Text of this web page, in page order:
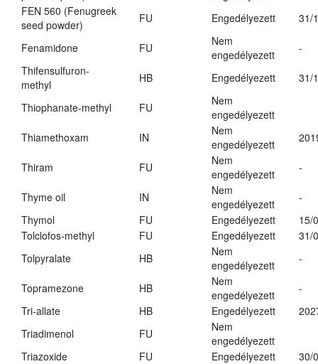
FEN 560 (Fenugreek
seed powder)
FU Engedélyezett 31/
Fenamidone FU
Nem
engedélyezett
-
Thifensulfuron-
methyl
HB Engedélyezett 31/
Thiophanate-methyl FU
Nem
engedélyezett
Thiamethoxam
IN
Nem
engedélyezett
Thiram FU
Nem
engedélyezett
-
Thyme oil IN
Nem
engedélyezett
-
Thymol
FU Engedélyezett
15/
Tolclofos-methyl
FU Engedélyezett
31/
Tolpyralate
HB
Nem
engedélyezett
-
Topramezone HB
Nem
engedélyezett
-
Tri-allate
HB Engedélyezett
Triadimenol
FU
Nem
engedélyezett
Triazoxide
FU Engedélyezett
30/